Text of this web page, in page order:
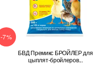
-7%
БВД Премикс БРОЙЛЕР для
цыплят-бройлеров...